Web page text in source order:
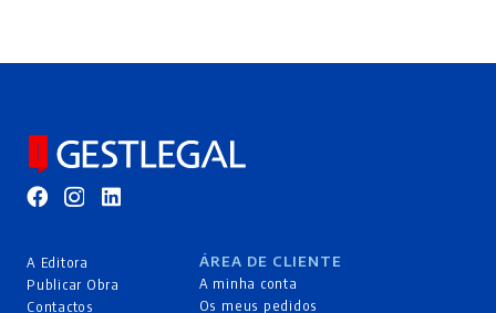
A Editora
Publicar Obra
Contactos
ÁREA DE CLIENTE
A minha conta
Os meus pedidos